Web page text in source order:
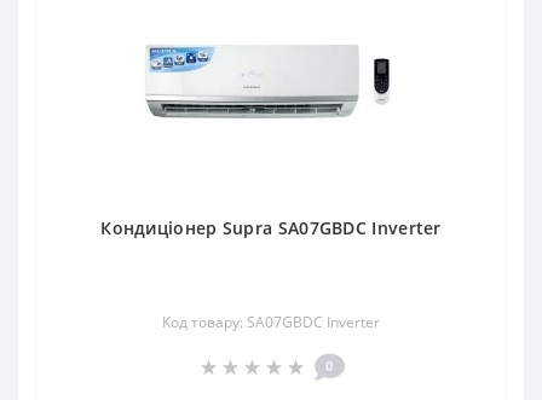
Кондиціонер Supra SA07GBDC Inverter
Код товару: SA07GBDC Inverter
0